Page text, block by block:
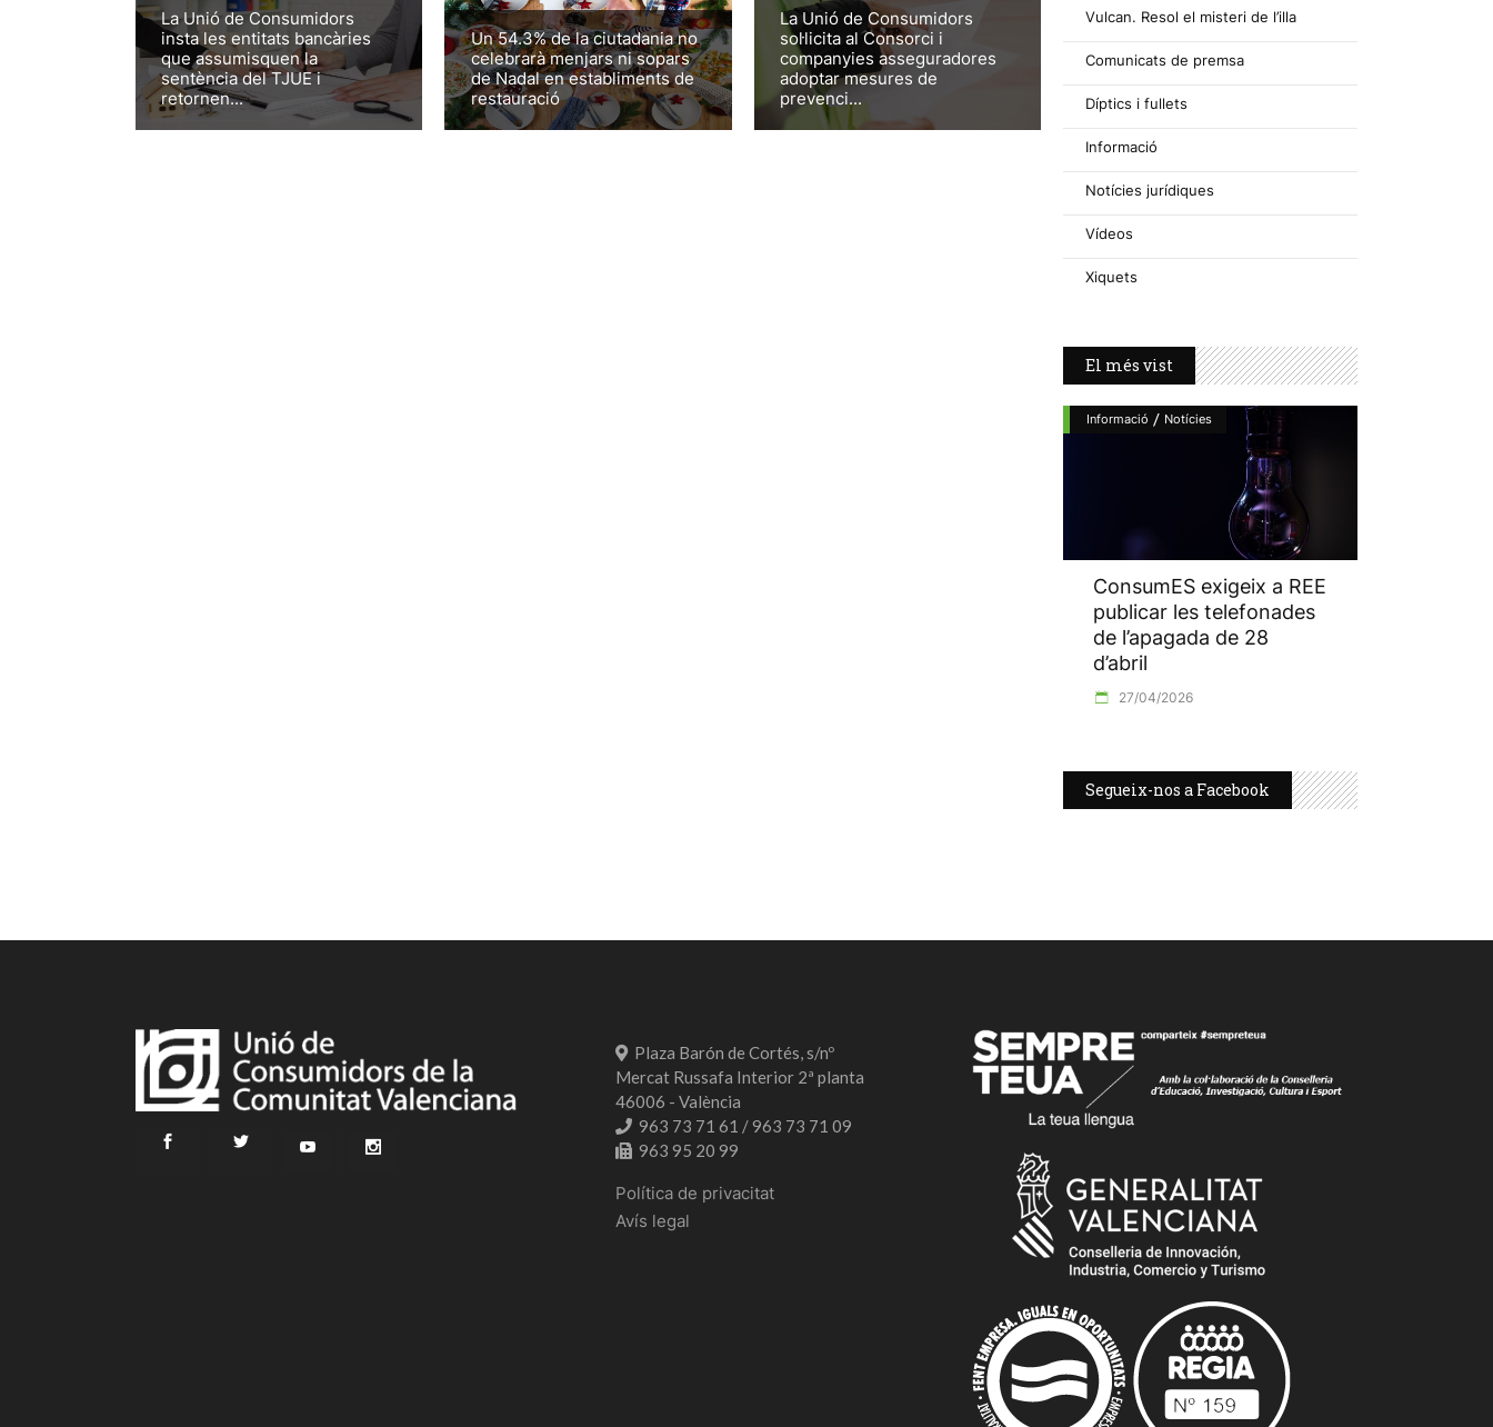
La Unió de Consumidors
insta les entitats bancàries
que assumisquen la
sentència del TJUE i
retornen...
Un 54.3% de la ciutadania no
celebrarà menjars ni sopars
de Nadal en establiments de
restauració
La Unió de Consumidors
sol·licita al Consorci i
companyies asseguradores
adoptar mesures de
prevenci...
Vulcan. Resol el misteri de l’illa
Comunicats de premsa
Díptics i fullets
Informació
Notícies jurídiques
Vídeos
Xiquets
El més vist
Informació / Notícies
ConsumES exigeix a REE
publicar les telefonades
de l’apagada de 28
d’abril
27/04/2026
Segueix-nos a Facebook
Plaza Barón de Cortés, s/nº
Mercat Russafa Interior 2ª planta
46006 - València
963 73 71 61 / 963 73 71 09
963 95 20 99
Política de privacitat
Avís legal